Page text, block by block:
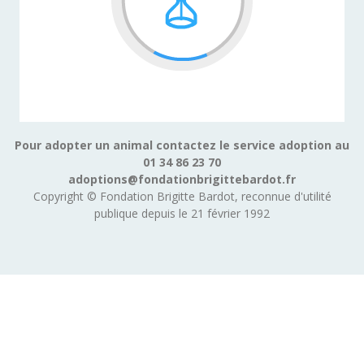
Pour adopter un animal contactez le service adoption au
01 34 86 23 70
adoptions@fondationbrigittebardot.fr
Copyright © Fondation Brigitte Bardot, reconnue d'utilité
publique depuis le 21 février 1992